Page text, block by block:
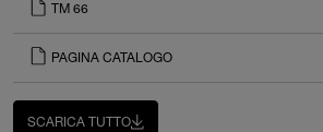
TM 66
PAGINA CATALOGO
SCARICA TUTTO